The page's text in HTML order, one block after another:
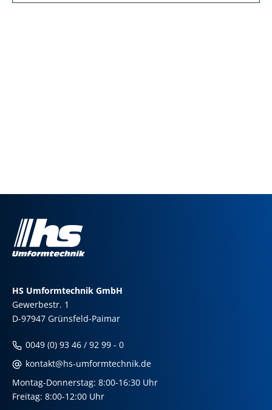
HS Umformtechnik GmbH
Gewerbestr. 1
D-97947 Grünsfeld-Paimar
0049 (0) 93 46 / 92 99 - 0
kontakt@hs-umformtechnik.de
Montag-Donnerstag: 8:00-16:30 Uhr
Freitag: 8:00-12:00 Uhr